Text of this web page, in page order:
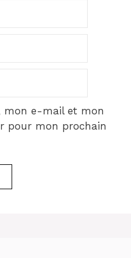
mon e-mail et mon
pour mon prochain